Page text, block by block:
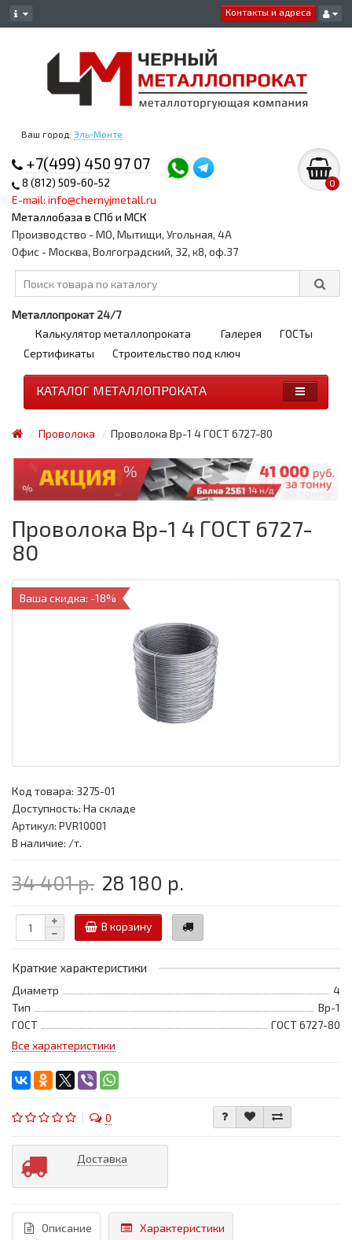
Контакты и адреса
Ваш город: Эль-Монте
+7(499) 450 97 07
8 (812) 509-60-52
E-mail: info@chernyjmetall.ru
Металлобаза в СПб и МСК
0
Производство - МО, Мытищи, Угольная, 4А
Офис - Москва, Волгоградский, 32, к8, оф.37
Металлопрокат 24/7
Калькулятор металлопроката
Галерея
ГОСТы
Сертификаты
Строительство под ключ
КАТАЛОГ МЕТАЛЛОПРОКАТА
Проволока Проволока Вр-1 4 ГОСТ 6727-80
Проволока Вр-1 4 ГОСТ 6727-
80
Ваша скидка: -18%
Код товара: 3275-01
Доступность: На складе
Артикул: PVR10001
В наличие: /т.
34 401 р. 28 180 р.
В корзину
Краткие характеристики
Диаметр
4
Тип
Вр-1
ГОСТ
ГОСТ 6727-80
Все характеристики
0
Доставка
Описание Характеристики